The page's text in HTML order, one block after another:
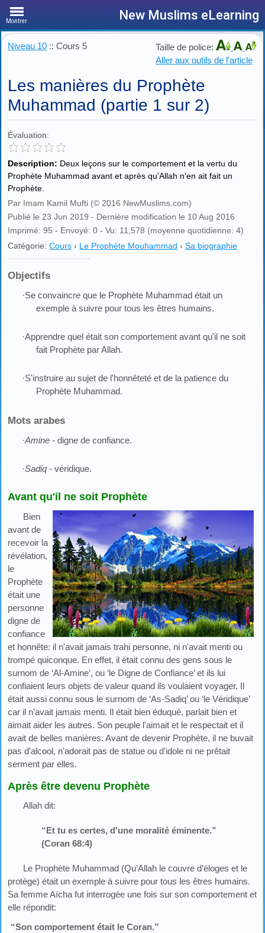
Montrer New Muslims eLearning
Niveau 10 :: Cours 5
Taille de police:
Aller aux outils de l'article
Les manières du Prophète
Muhammad (partie 1 sur 2)
Évaluation:
Description: Deux leçons sur le comportement et la vertu du
Prophète Muhammad avant et après qu’Allah n'en ait fait un
Prophète.
Par Imam Kamil Mufti (© 2016 NewMuslims.com)
Publié le 23 Jun 2019 - Dernière modification le 10 Aug 2016
Imprimé: 95 - Envoyé: 0 - Vu: 11,578 (moyenne quotidienne: 4)
Catégorie: Cours › Le Prophète Mouhammad › Sa biographie
Objectifs
·Se convaincre que le Prophète Muhammad était un
exemple à suivre pour tous les êtres humains.
·Apprendre quel était son comportement avant qu'il ne soit
fait Prophète par Allah.
·S'instruire au sujet de l'honnêteté et de la patience du
Prophète Muhammad.
Mots arabes
·Amine - digne de confiance.
·Sadiq - véridique.
Avant qu'il ne soit Prophète
Bien
avant de
recevoir la
révélation,
le
Prophète
était une
personne
digne de
confiance
et honnête: il n'avait jamais trahi personne, ni n'avait menti ou
trompé quiconque. En effet, il était connu des gens sous le
surnom de ‘Al-Amine’, ou ‘le Digne de Confiance’ et ils lui
confiaient leurs objets de valeur quand ils voulaient voyager. Il
était aussi connu sous le surnom de ‘As-Sadiq’ ou ‘le Véridique’
car il n’avait jamais menti. Il était bien éduqué, parlait bien et
aimait aider les autres. Son peuple l'aimait et le respectait et il
avait de belles manières. Avant de devenir Prophète, il ne buvait
pas d'alcool, n'adorait pas de statue ou d'idole ni ne prêtait
serment par elles.
Après être devenu Prophète
Allah dit:
“Et tu es certes, d'une moralité éminente.”
(Coran 68:4)
Le Prophète Muhammad (Qu’Allah le couvre d’éloges et le
protège) était un exemple à suivre pour tous les êtres humains.
Sa femme Aïcha fut interrogée une fois sur son comportement et
elle répondit:
“Son comportement était le Coran.”